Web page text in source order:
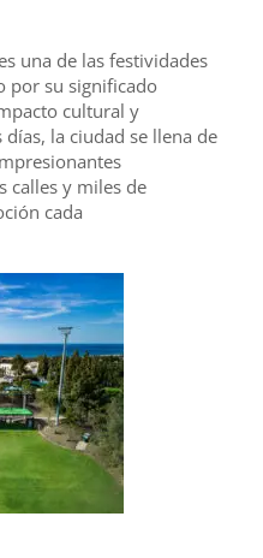
una de las festividades
por su significado
cultural y
la ciudad se llena de
calles y miles de
cada